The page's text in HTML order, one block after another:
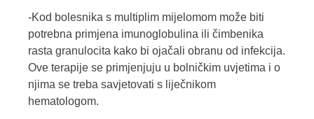
-Kod bolesnika s multiplim mijelomom može biti
potrebna primjena imunoglobulina ili čimbenika
rasta granulocita kako bi ojačali obranu od infekcija.
Ove terapije se primjenjuju u bolničkim uvjetima i o
njima se treba savjetovati s liječnikom
hematologom.